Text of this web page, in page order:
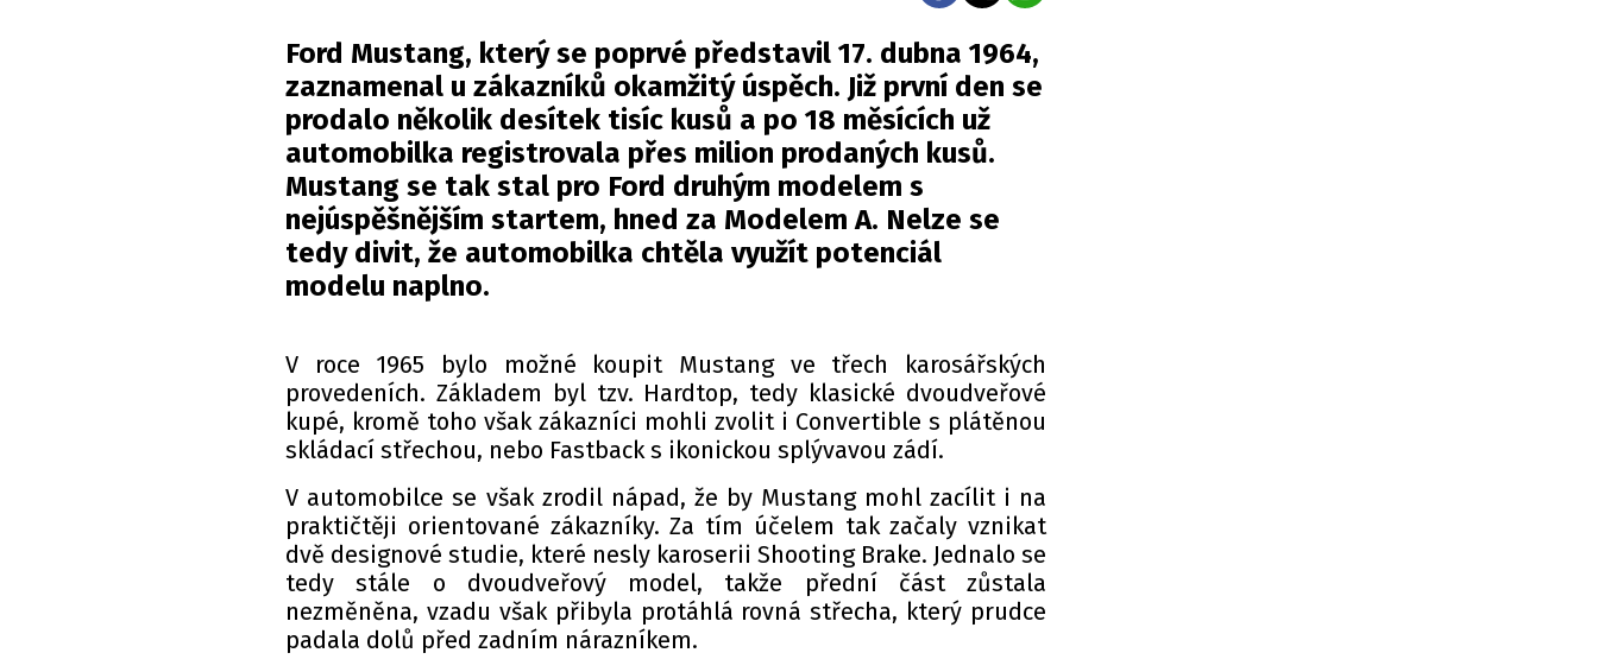
Ford Mustang, který se poprvé představil 17. dubna 1964,
zaznamenal u zákazníků okamžitý úspěch. Již první den se
prodalo několik desítek tisíc kusů a po 18 měsících už
automobilka registrovala přes milion prodaných kusů.
Mustang se tak stal pro Ford druhým modelem s
nejúspěšnějším startem, hned za Modelem A. Nelze se
tedy divit, že automobilka chtěla využít potenciál
modelu naplno.
V roce 1965 bylo možné koupit Mustang ve třech karosářských
provedeních. Základem byl tzv. Hardtop, tedy klasické dvoudveřové
kupé, kromě toho však zákazníci mohli zvolit i Convertible s plátěnou
skládací střechou, nebo Fastback s ikonickou splývavou zádí.
V automobilce se však zrodil nápad, že by Mustang mohl zacílit i na
praktičtěji orientované zákazníky. Za tím účelem tak začaly vznikat
dvě designové studie, které nesly karoserii Shooting Brake. Jednalo se
tedy stále o dvoudveřový model, takže přední část zůstala
nezměněna, vzadu však přibyla protáhlá rovná střecha, který prudce
padala dolů před zadním nárazníkem.